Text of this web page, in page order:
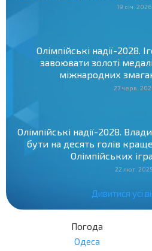
19 січ. 2026
Олімпійські надії-2028.
завоювати золоті
міжнародних
27 черв.
Олімпійські надії-2028.
бути на десять голів
Олімпійських
22 лют. 2025
Дивитися усі
Погода
Одеса